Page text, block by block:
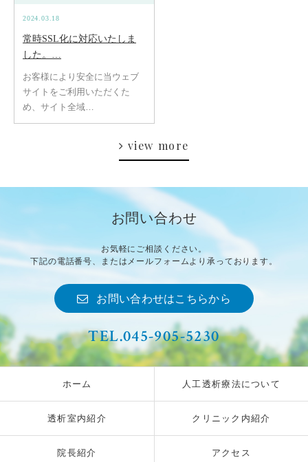
2024.03.18
常時SSL化に対応いたしま
した。…
お客様により安全に当ウェブ
サイトをご利用いただくた
め、サイト全域…
view more
お問い合わせ
お気軽にご相談ください。
下記の電話番号、
またはメールフォームより承っております。
お問い合わせはこちらから
TEL.045-905-5230
ホーム 人工透析療法について
透析室内紹介 クリニック内紹介
院長紹介 アクセス